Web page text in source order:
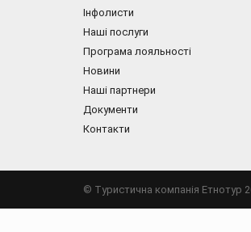
Інфолисти
Наші послуги
Програма лояльності
Новини
Наші партнери
Документи
Контакти
© Туристична компанія Етнотур